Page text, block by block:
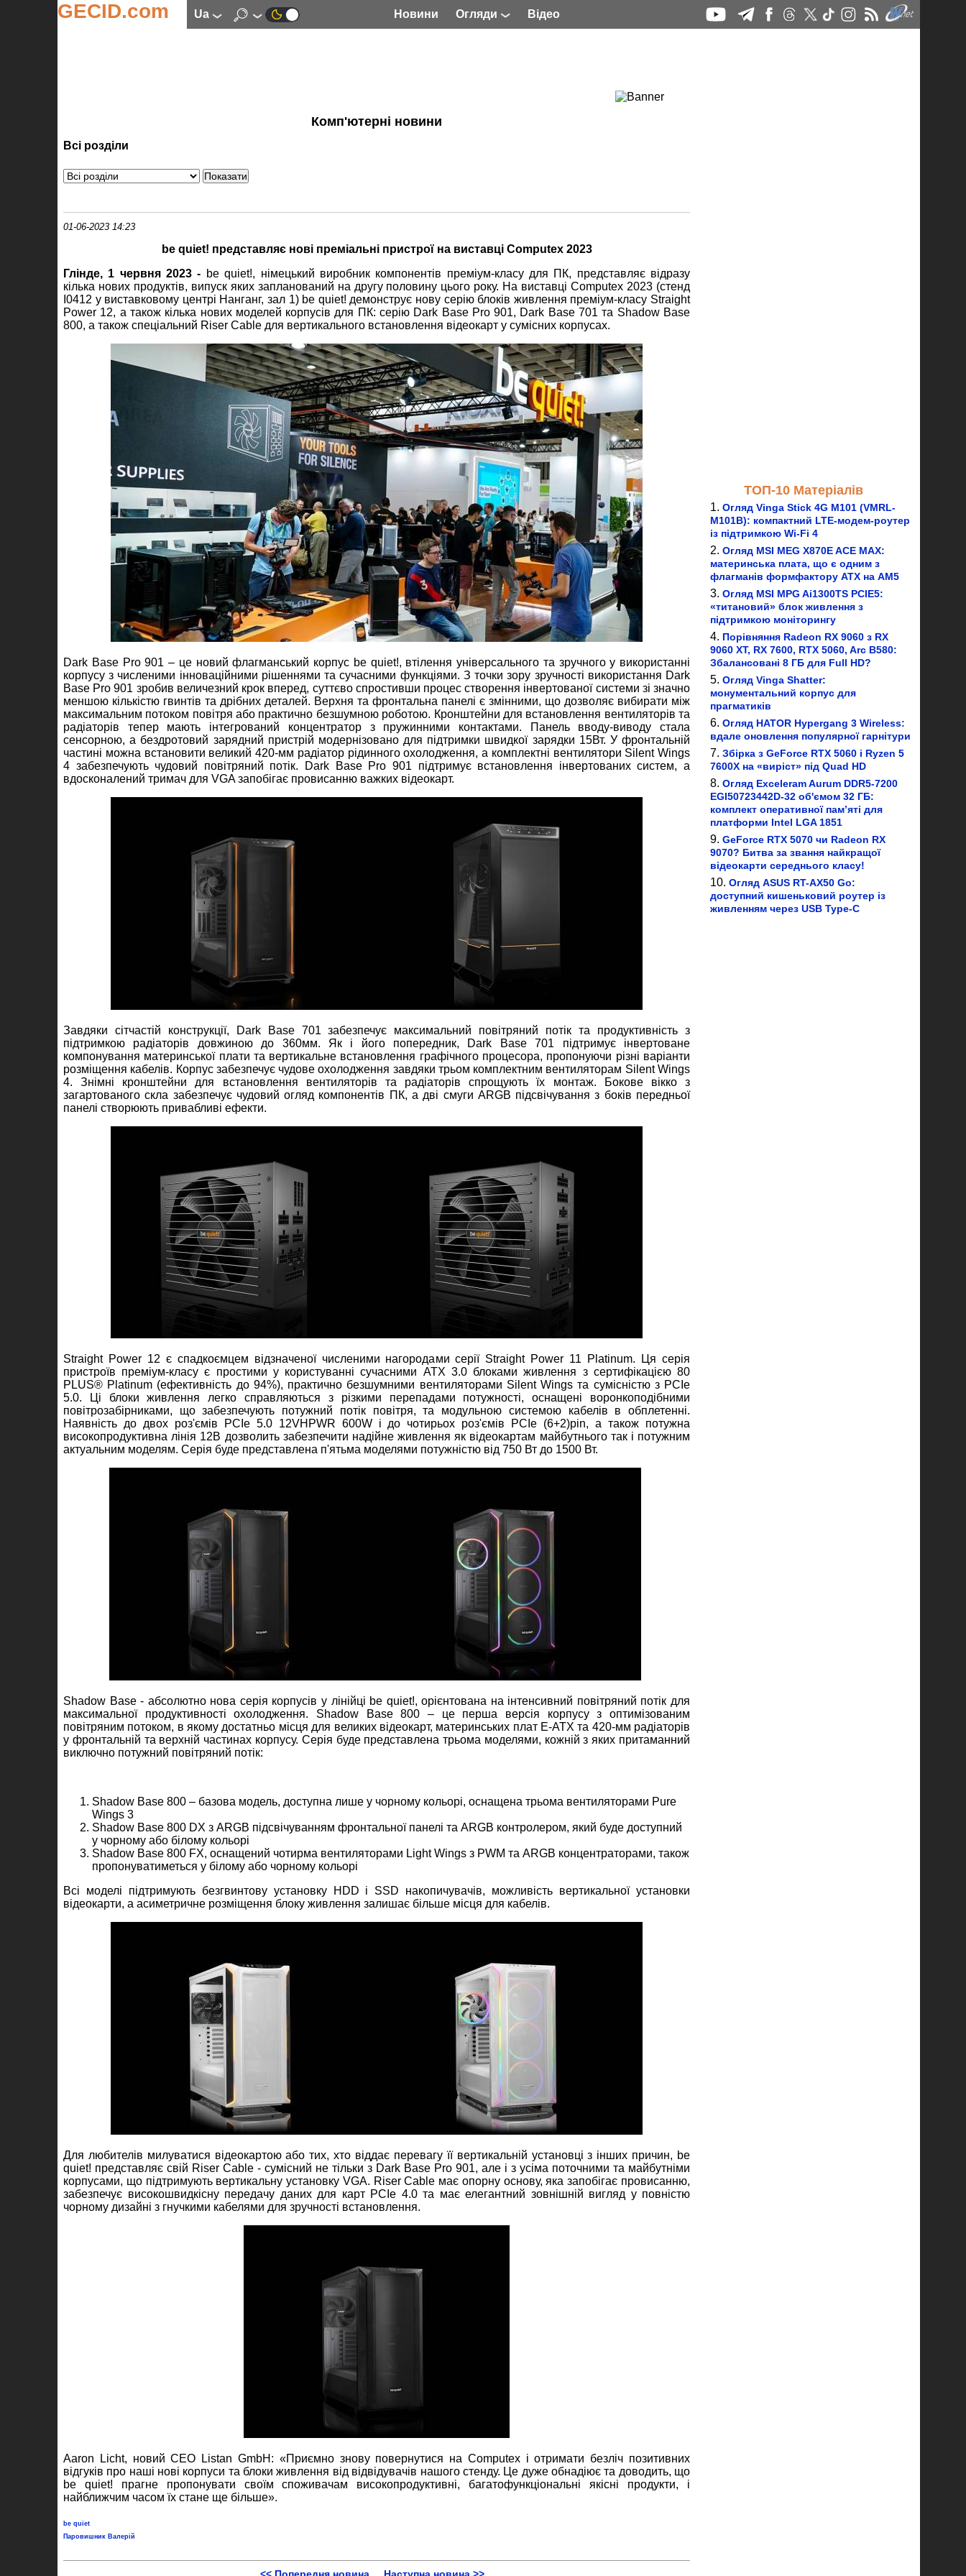
GECID.com ua Новини Огляди Відео
Комп'ютерні новини
Всі розділи
01-06-2023 14:23
be quiet! представляє нові преміальні пристрої на виставці Computex 2023
Глінде, 1 червня 2023 - be quiet!, німецький виробник компонентів преміум-класу для ПК, представляє відразу
кілька нових продуктів, випуск яких запланований на другу половину цього року. На виставці Computex 2023 (стенд
I0412 у виставковому центрі Нанганг, зал 1) be quiet! демонструє нову серію блоків живлення преміум-класу Straight
Power 12, а також кілька нових моделей корпусів для ПК: серію Dark Base Pro 901, Dark Base 701 та Shadow Base
800, а також спеціальний Riser Cable для вертикального встановлення відеокарт у сумісних корпусах.
Dark Base Pro 901 – це новий флагманський корпус be quiet!, втілення універсального та зручного у використанні
корпусу з численими інноваційними рішеннями та сучасними функціями. З точки зору зручності використання Dark
Base Pro 901 зробив величезний крок вперед, суттєво спростивши процес створення інвертованої системи зі значно
меншою кількістю гвинтів та дрібних деталей. Верхня та фронтальна панелі є змінними, що дозволяє вибирати між
максимальним потоком повітря або практично безшумною роботою. Кронштейни для встановлення вентиляторів та
радіаторів тепер мають інтегрований концентратор з пружинними контактами. Панель вводу-виводу стала
сенсорною, а бездротовий зарядний пристрій модернізовано для підтримки швидкої зарядки 15Вт. У фронтальній
частині можна встановити великий 420-мм радіатор рідинного охолодження, а комплектні вентилятори Silent Wings
4 забезпечують чудовий повітряний потік. Dark Base Pro 901 підтримує встановлення інвертованих систем, а
вдосконалений тримач для VGA запобігає провисанню важких відеокарт.
Завдяки сітчастій конструкції, Dark Base 701 забезпечує максимальний повітряний потік та продуктивність з
підтримкою радіаторів довжиною до 360мм. Як і його попередник, Dark Base 701 підтримує інвертоване
компонування материнської плати та вертикальне встановлення графічного процесора, пропонуючи різні варіанти
розміщення кабелів. Корпус забезпечує чудове охолодження завдяки трьом комплектним вентиляторам Silent Wings
4. Знімні кронштейни для встановлення вентиляторів та радіаторів спрощують їх монтаж. Бокове вікко з
загартованого скла забезпечує чудовий огляд компонентів ПК, а дві смуги ARGB підсвічування з боків передньої
панелі створюють привабливі ефекти.
Straight Power 12 є спадкоємцем відзначеної численими нагородами серії Straight Power 11 Platinum. Ця серія
пристроїв преміум-класу є простими у користуванні сучасними ATX 3.0 блоками живлення з сертифікацією 80
PLUS® Platinum (ефективність до 94%), практично безшумними вентиляторами Silent Wings та сумісністю з PCIe
5.0. Ці блоки живлення легко справляються з різкими перепадами потужності, оснащені воронкоподібними
повітрозабірниками, що забезпечують потужний потік повітря, та модульною системою кабелів в обплетенні.
Наявність до двох роз'ємів PCIe 5.0 12VHPWR 600W і до чотирьох роз'ємів PCIe (6+2)pin, а також потужна
високопродуктивна лінія 12В дозволить забезпечити надійне живлення як відеокартам майбутнього так і потужним
актуальним моделям. Серія буде представлена п'ятьма моделями потужністю від 750 Вт до 1500 Вт.
Shadow Base - абсолютно нова серія корпусів у лінійці be quiet!, орієнтована на інтенсивний повітряний потік для
максимальної продуктивності охолодження. Shadow Base 800 – це перша версія корпусу з оптимізованим
повітряним потоком, в якому достатньо місця для великих відеокарт, материнських плат E-ATX та 420-мм радіаторів
у фронтальній та верхній частинах корпусу. Серія буде представлена трьома моделями, кожній з яких притаманний
виключно потужний повітряний потік:
Shadow Base 800 – базова модель, доступна лише у чорному кольорі, оснащена трьома вентиляторами Pure
Wings 3
Shadow Base 800 DX з ARGB підсвічуванням фронтальної панелі та ARGB контролером, який буде доступний
у чорному або білому кольорі
Shadow Base 800 FX, оснащений чотирма вентиляторами Light Wings з PWM та ARGB концентраторами, також
пропонуватиметься у білому або чорному кольорі
Всі моделі підтримують безгвинтову установку HDD і SSD накопичувачів, можливість вертикальної установки
відеокарти, а асиметричне розміщення блоку живлення залишає більше місця для кабелів.
Для любителів милуватися відеокартою або тих, хто віддає перевагу її вертикальній установці з інших причин, be
quiet! представляє свій Riser Cable - сумісний не тільки з Dark Base Pro 901, але і з усіма поточними та майбутніми
корпусами, що підтримують вертикальну установку VGA. Riser Cable має опорну основу, яка запобігає провисанню,
забезпечує високошвидкісну передачу даних для карт PCIe 4.0 та має елегантний зовнішній вигляд у повністю
чорному дизайні з гнучкими кабелями для зручності встановлення.
Aaron Licht, новий CEO Listan GmbH: «Приємно знову повернутися на Computex і отримати безліч позитивних
відгуків про наші нові корпуси та блоки живлення від відвідувачів нашого стенду. Це дуже обнадіює та доводить, що
be quiet! прагне пропонувати своїм споживачам високопродуктивні, багатофункціональні якісні продукти, і
найближчим часом їх стане ще більше».
be quiet
Паровишник Валерій
<< Попередня новина Наступна новина >>
ТОП-10 Матеріалів
Огляд Vinga Stick 4G M101 (VMRL-
M101B): компактний LTE-модем-роутер
із підтримкою Wi-Fi 4
Огляд MSI MEG X870E ACE MAX:
материнська плата, що є одним з
флагманів формфактору ATX на AM5
Огляд MSI MPG Ai1300TS PCIE5:
«титановий» блок живлення з
підтримкою моніторингу
Порівняння Radeon RX 9060 з RX
9060 XT, RX 7600, RTX 5060, Arc B580:
Збалансовані 8 ГБ для Full HD?
Огляд Vinga Shatter:
монументальний корпус для
прагматиків
Огляд HATOR Hypergang 3 Wireless:
вдале оновлення популярної гарнітури
Збірка з GeForce RTX 5060 і Ryzen 5
7600X на «виріст» під Quad HD
Огляд Exceleram Aurum DDR5-7200
EGI50723442D-32 об'ємом 32 ГБ:
комплект оперативної пам’яті для
платформи Intel LGA 1851
GeForce RTX 5070 чи Radeon RX
9070? Битва за звання найкращої
відеокарти середнього класу!
Огляд ASUS RT-AX50 Go:
доступний кишеньковий роутер із
живленням через USB Type-C